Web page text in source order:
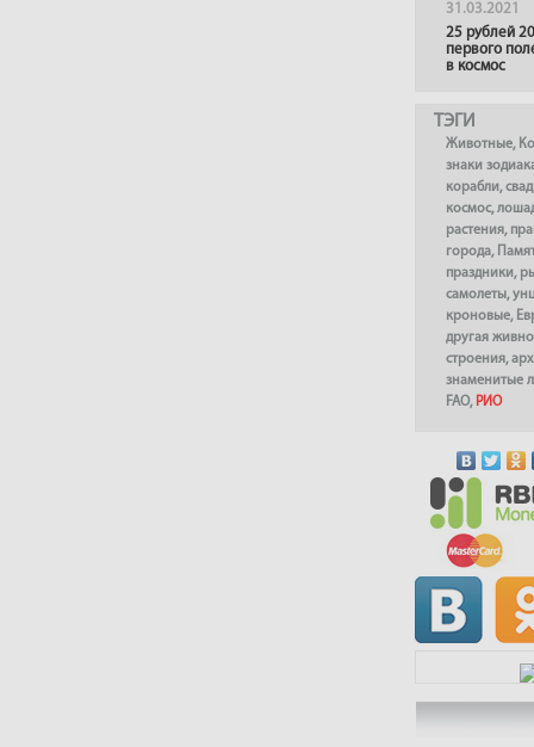
31.03.2021
25 рублей
первого
в космос
ТЭГИ
Животные,
знаки
корабли,
космос,
растения,
города,
праздники,
самолеты,
кроновые,
другая
строения,
знаменитые
FAO, РИО